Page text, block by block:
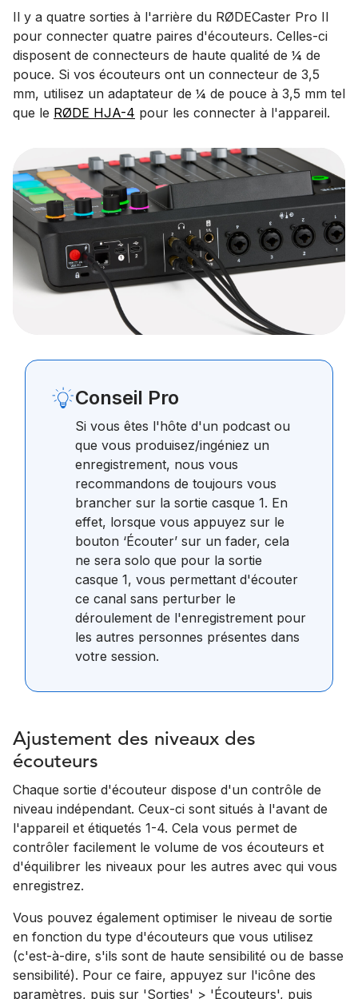
Il y a quatre sorties à l'arrière du RØDECaster Pro II
pour connecter quatre paires d'écouteurs. Celles-ci
disposent de connecteurs de haute qualité de ¼ de
pouce. Si vos écouteurs ont un connecteur de 3,5
mm, utilisez un adaptateur de ¼ de pouce à 3,5 mm tel
que le RØDE HJA-4 pour les connecter à l'appareil.
Conseil Pro
Si vous êtes l'hôte d'un podcast ou
que vous produisez/ingéniez un
enregistrement, nous vous
recommandons de toujours vous
brancher sur la sortie casque 1. En
effet, lorsque vous appuyez sur le
bouton ‘Écouter’ sur un fader, cela
ne sera solo que pour la sortie
casque 1, vous permettant d'écouter
ce canal sans perturber le
déroulement de l'enregistrement pour
les autres personnes présentes dans
votre session.
Ajustement des niveaux des
écouteurs
Chaque sortie d'écouteur dispose d'un contrôle de
niveau indépendant. Ceux-ci sont situés à l'avant de
l'appareil et étiquetés 1-4. Cela vous permet de
contrôler facilement le volume de vos écouteurs et
d'équilibrer les niveaux pour les autres avec qui vous
enregistrez.
Vous pouvez également optimiser le niveau de sortie
en fonction du type d'écouteurs que vous utilisez
(c'est-à-dire, s'ils sont de haute sensibilité ou de basse
sensibilité). Pour ce faire, appuyez sur l'icône des
paramètres, puis sur 'Sorties' > 'Écouteurs', puis